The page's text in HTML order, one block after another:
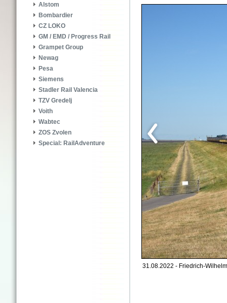
Alstom
Bombardier
CZ LOKO
GM / EMD / Progress Rail
Grampet Group
Newag
Pesa
Siemens
Stadler Rail Valencia
TZV Gredelj
Voith
Wabtec
ZOS Zvolen
Special: RailAdventure
31.08.2022 - Friedrich-